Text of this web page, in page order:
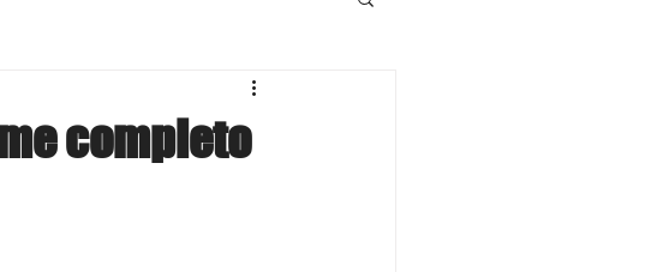
completo